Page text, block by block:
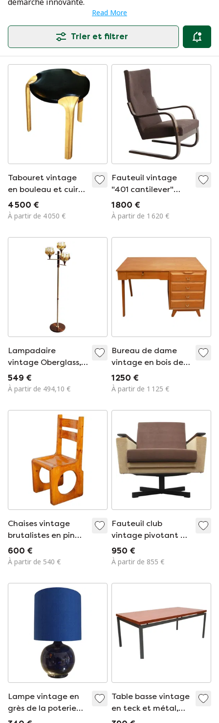
Read More
Trier et filtrer
Tabouret vintage
en bouleau et cuir
par Alvar Aalto pour
Artek, 1960
4 500 €
À partir de 4 050 €
Fauteuil vintage
"401 cantilever"
d'Alvar Aalto, 1930
1 800 €
À partir de 1 620 €
Lampadaire
vintage Oberglass,
1970
549 €
À partir de 494,10 €
Bureau de dame
vintage en bois de
frêne, années 1950
1 250 €
À partir de 1 125 €
Chaises vintage
brutalistes en pin
massif, années 1960
600 €
À partir de 540 €
Fauteuil club
vintage pivotant en
mohair-velours,
1960s
950 €
À partir de 855 €
Lampe vintage en
grès de la poterie
Blanot et coton
Table basse vintage
en teck et métal,
années 1960